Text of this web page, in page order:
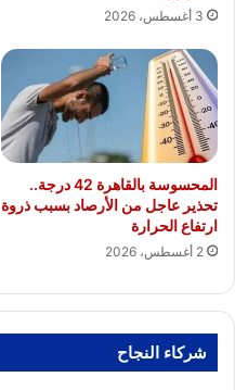
3 أغسطس، 2026
المحسوسة بالقاهرة 42 درجة..
تحذير عاجل من الأرصاد بسبب ذروة
ارتفاع الحرارة
2 أغسطس، 2026
شركاء النجاح